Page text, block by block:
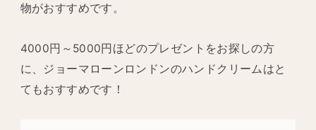
物がおすすめです。
4000円～5000円ほどのプレゼントをお探しの方
に、ジョーマローンロンドンのハンドクリームはと
てもおすすめです！